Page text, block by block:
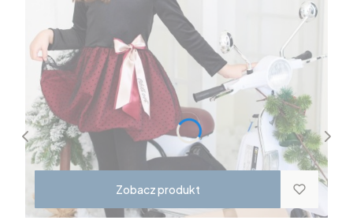
Zobacz produkt